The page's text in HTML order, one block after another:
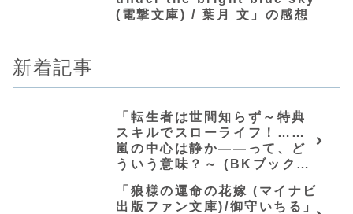
(電撃文庫) / 葉月 文」の感想
新着記事
「転生者は世間知らず～特典
スキルでスローライフ！……
嵐の中心は静か――って、ど
ういう意味？～ (BKブック
らすじ・感想
「狼様の運命の花嫁 (マイナビ
出版ファン文庫)/御守いちる」